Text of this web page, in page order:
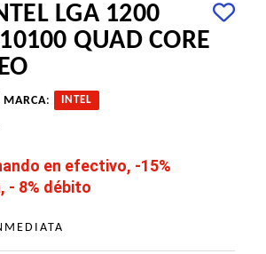
LGA 1200
QUAD CORE
MARCA: INTEL
en efectivo, -15%
- 8% débito